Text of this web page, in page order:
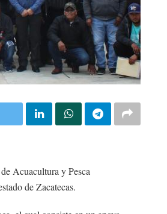
Acuacultura y Pesca
de Zacatecas.